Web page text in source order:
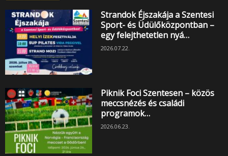
Strandok Éjszakája a Szentesi
Sport- és Üdülőközpontban –
egy felejthetetlen nyá…
2026.07.22.
Piknik Foci Szentesen – közös
meccsnézés és családi
programok…
2026.06.23.